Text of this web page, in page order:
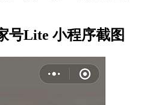
号Lite 小程序截图